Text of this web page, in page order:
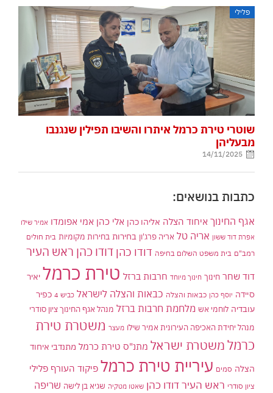
פלילי
שוטרי טירת כרמל איתרו והשיבו תפילין שנגנבו
מבעליהן
14/11/2025
כתבות בנושאים:
אגף החינוך איחוד הצלה אליהו כהן אלי כהן אמי אפומדו אמיר שילו
אפרת דוד ששון אריה טל אריה פרג'ון בחירות בחירות מקומיות בית חולים
רמב"ם בית משפט השלום בחיפה דודו כהן דודו כהן ראש העיר
דוד שחר חינוך חינוך מיוחד חרבות ברזל טירת כרמל יאיר
סיידה יוסף כהן כבאות והצלה כבאות והצלה לישראל כביש 4
כפיר
עובדיה לוחמי אש מלחמת חרבות ברזל מנהל אגף החינוך ציון סודרי
מנהל יחידת האכיפה העירונית אמיר שילו מעצר משטרת טירת
כרמלמשטרת ישראל מתנ"ס טירת כרמל מתנדבי איחוד
הצלה סמים עיריית טירת כרמל פיקוד העורף פלילי
ציון סודרי ראש העיר דודו כהן שאטו מטקיה שגיא בן לישה שריפה